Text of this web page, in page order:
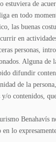
estuviera de
en todo
las buenas
en
personas,
Alguna de
difundir
de la
y/o contenidos,
Benahavís
en lo